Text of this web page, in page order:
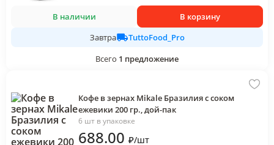
В наличии
В корзину
Завтра
TuttoFood_Pro
Всего 1 предложение
Кофе в зернах Mikale Бразилия с соком
ежевики 200 гр., дой-пак
6 шт в упаковке
688.00 ₽/шт